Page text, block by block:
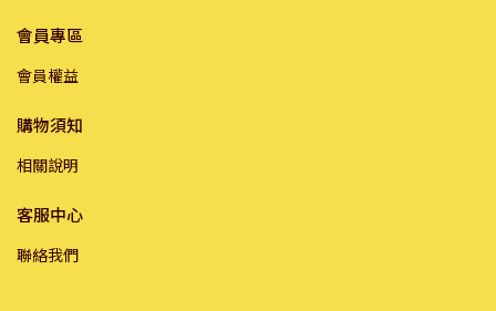
會員專區
會員權益
購物須知
相關說明
客服中心
聯絡我們